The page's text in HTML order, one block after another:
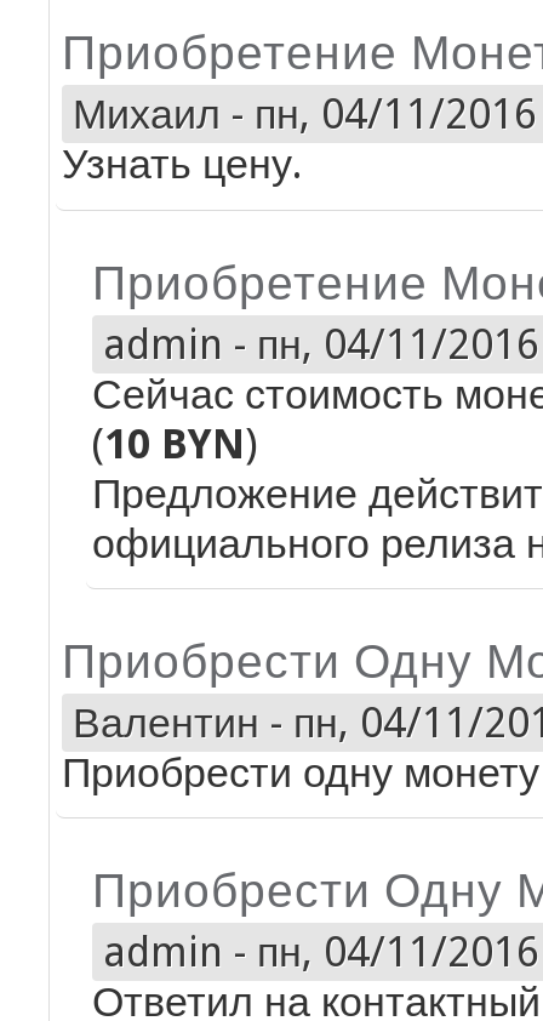
Приобретение
Михаил - пн, 04/11/
Узнать цену.
Приобретение
admin - пн, 04/11/
Сейчас стоимость
(10 BYN)
Предложение
официального релиза
Приобрести Одну
Валентин - пн, 04/11/
Приобрести одну
Приобрести Одну
admin - пн, 04/11/
Ответил на